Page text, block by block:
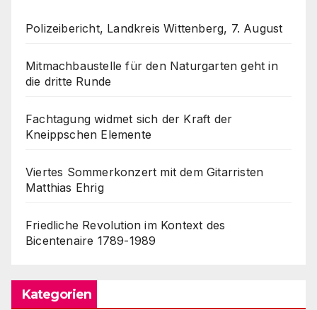
Polizeibericht, Landkreis Wittenberg, 7. August
Mitmachbaustelle für den Naturgarten geht in
die dritte Runde
Fachtagung widmet sich der Kraft der
Kneippschen Elemente
Viertes Sommerkonzert mit dem Gitarristen
Matthias Ehrig
Friedliche Revolution im Kontext des
Bicentenaire 1789-1989
Kategorien